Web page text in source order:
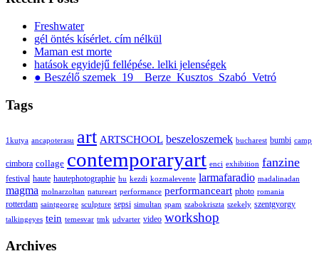
Freshwater
gél öntés kísérlet. cím nélkül
Maman est morte
hatások egyidejű fellépése. lelki jelenségek
● Beszélő szemek_19__Berze_Kusztos_Szabó_Vetró
Tags
1kutya ancapoterasu art ARTSCHOOL beszeloszemek bucharest bumbi camp
cimbora collage contemporaryart enci exhibition fanzine
festival haute hautephotographie hu kezdi kozmalevente larmafaradio madalinadan
magma molnarzoltan natureart performance performanceart photo romania
rotterdam saintgeorge sculpture sepsi simultan spam szabokriszta szekely szentgyorgy
talkingeyes tein temesvar tmk udvarter video workshop
Archives